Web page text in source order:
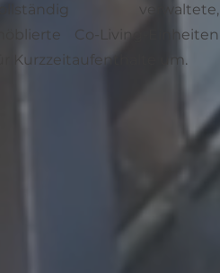
verwaltete,
Co-Living-Einheiten
Kurzzeitaufenthalte um.